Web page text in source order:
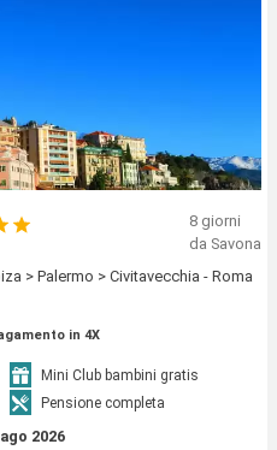
8 giorni
da Savona
> Palermo > Civitavecchia - Roma
in 4X
Mini Club bambini gratis
Pensione completa
2026